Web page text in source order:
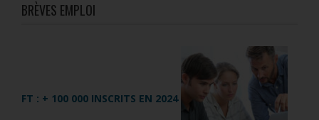
BRÈVES EMPLOI
FT : + 100 000 INSCRITS EN 2024